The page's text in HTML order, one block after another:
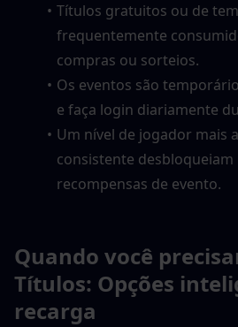
Títulos gratuitos ou de
frequentemente
compras ou sorteios.
Os eventos são
e faça login diariamente
Um nível de jogador mais
consistente desbloqueiam
recompensas de evento.
Quando você
Títulos: Opções
recarga